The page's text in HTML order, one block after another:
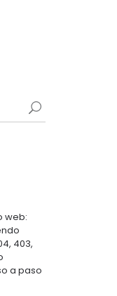
web:
403,
a paso